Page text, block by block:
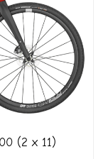
(2 x 11)
ist:
CHF